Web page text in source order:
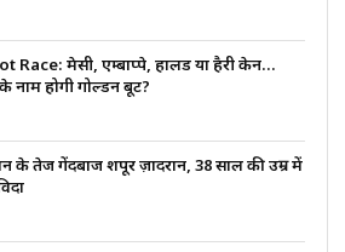
Race: मेसी, एम्बाप्पे, हालैंड या हैरी केन…
नाम होगी गोल्डन बूट?
के तेज गेंदबाज शपूर ज़ादरान, 38 साल की उम्र में